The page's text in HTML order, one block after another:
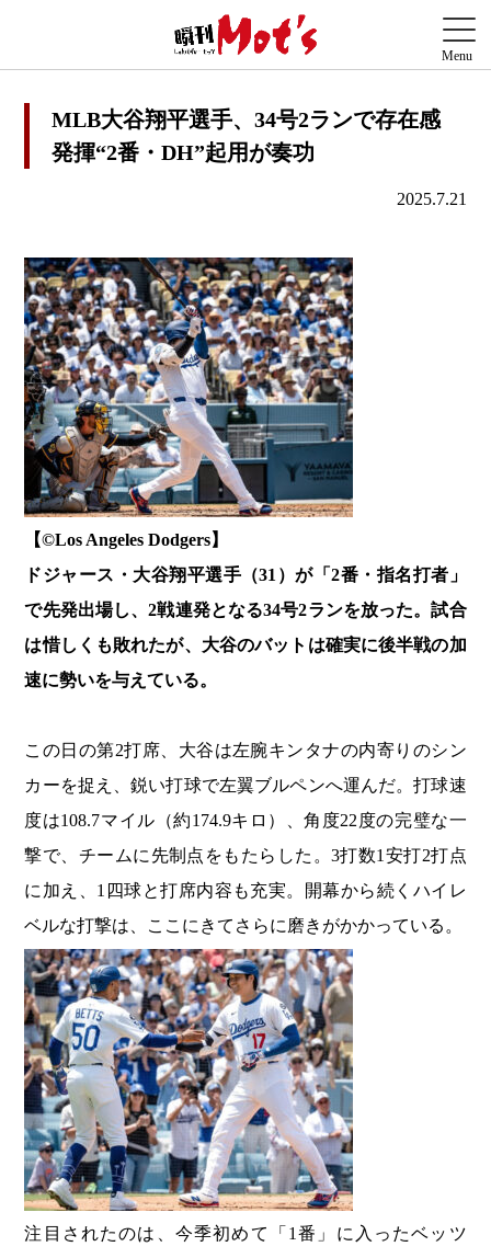
MLB大谷翔平選手、34号2ランで存在感
発揮“2番・DH”起用が奏功
2025.7.21
【©️Los Angeles Dodgers】
ドジャース・大谷翔平選手（31）が「2番・指名打者」
で先発出場し、2戦連発となる34号2ランを放った。試合
は惜しくも敗れたが、大谷のバットは確実に後半戦の加
速に勢いを与えている。
この日の第2打席、大谷は左腕キンタナの内寄りのシン
カーを捉え、鋭い打球で左翼ブルペンへ運んだ。打球速
度は108.7マイル（約174.9キロ）、角度22度の完璧な一
撃で、チームに先制点をもたらした。3打数1安打2打点
に加え、1四球と打席内容も充実。開幕から続くハイレ
ベルな打撃は、ここにきてさらに磨きがかかっている。
注目されたのは、今季初めて「1番」に入ったベッツ